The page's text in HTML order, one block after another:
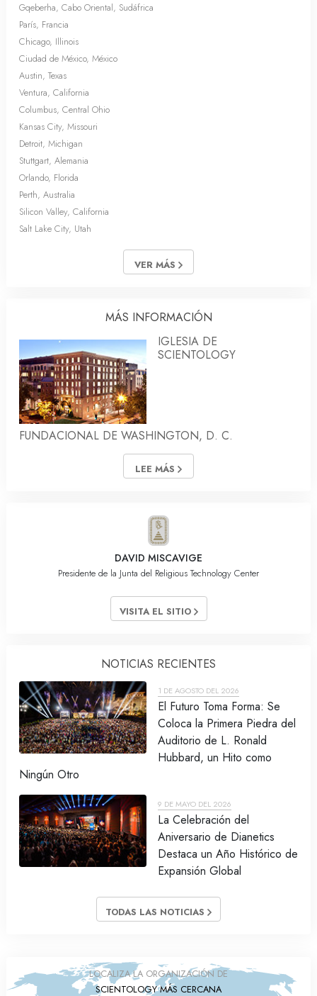
Gqeberha, Cabo Oriental, Sudáfrica
París, Francia
Chicago, Illinois
Ciudad de México, México
Austin, Texas
Ventura, California
Columbus, Central Ohio
Kansas City, Missouri
Detroit, Michigan
Stuttgart, Alemania
Orlando, Florida
Perth, Australia
Silicon Valley, California
Salt Lake City, Utah
VER MÁS
MÁS INFORMACIÓN
IGLESIA DE
SCIENTOLOGY
FUNDACIONAL DE WASHINGTON, D. C.
LEE MÁS
DAVID MISCAVIGE
Presidente de la Junta del Religious Technology Center
VISITA EL SITIO
NOTICIAS RECIENTES
1 DE AGOSTO DEL 2026
El Futuro Toma Forma: Se
Coloca la Primera Piedra del
Auditorio de L. Ronald
Hubbard, un Hito como
Ningún Otro
9 DE MAYO DEL 2026
La Celebración del
Aniversario de Dianetics
Destaca un Año Histórico de
Expansión Global
TODAS LAS NOTICIAS
LOCALIZA LA ORGANIZACIÓN DE
SCIENTOLOGY MÁS CERCANA